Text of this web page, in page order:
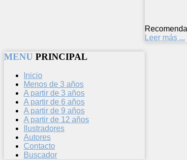
Leer más ...
MENU PRINCIPAL
Inicio
Menos de 3 años
A partir de 3 años
A partir de 6 años
A partir de 9 años
A partir de 12 años
Ilustradores
Autores
Contacto
Buscador